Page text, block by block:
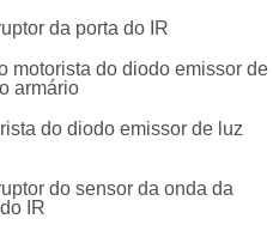
da porta do IR
motorista do diodo emissor de
armário
do diodo emissor de luz
do sensor da onda da
IR